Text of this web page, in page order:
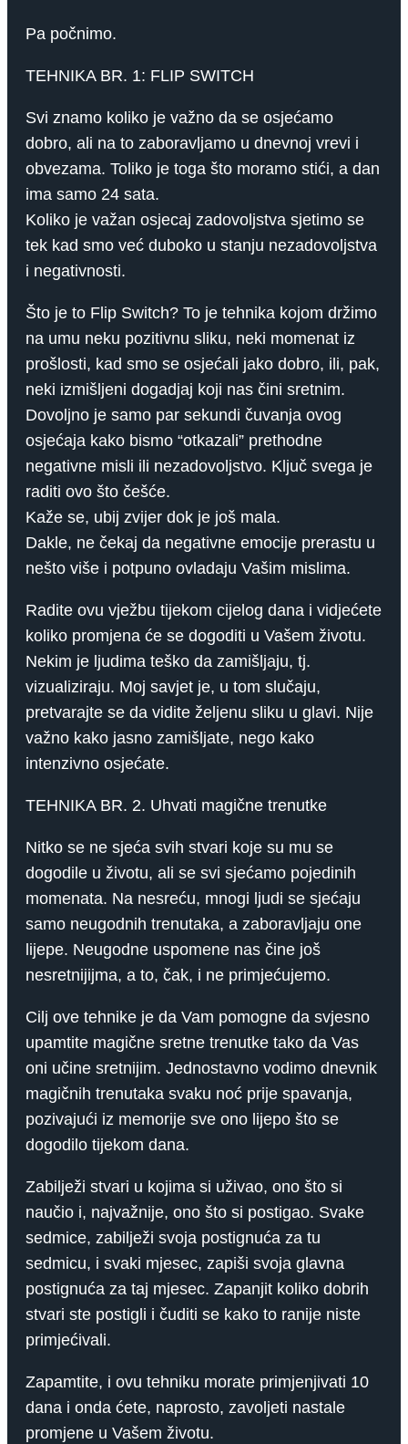
Pa počnimo.
TEHNIKA BR. 1: FLIP SWITCH
Svi znamo koliko je važno da se osjećamo
dobro, ali na to zaboravljamo u dnevnoj vrevi i
obvezama. Toliko je toga što moramo stići, a dan
ima samo 24 sata.
Koliko je važan osjecaj zadovoljstva sjetimo se
tek kad smo već duboko u stanju nezadovoljstva
i negativnosti.
Što je to Flip Switch? To je tehnika kojom držimo
na umu neku pozitivnu sliku, neki momenat iz
prošlosti, kad smo se osjećali jako dobro, ili, pak,
neki izmišljeni dogadjaj koji nas čini sretnim.
Dovoljno je samo par sekundi čuvanja ovog
osjećaja kako bismo “otkazali” prethodne
negativne misli ili nezadovoljstvo. Ključ svega je
raditi ovo što češće.
Kaže se, ubij zvijer dok je još mala.
Dakle, ne čekaj da negativne emocije prerastu u
nešto više i potpuno ovladaju Vašim mislima.
Radite ovu vježbu tijekom cijelog dana i vidjećete
koliko promjena će se dogoditi u Vašem životu.
Nekim je ljudima teško da zamišljaju, tj.
vizualiziraju. Moj savjet je, u tom slučaju,
pretvarajte se da vidite željenu sliku u glavi. Nije
važno kako jasno zamišljate, nego kako
intenzivno osjećate.
TEHNIKA BR. 2. Uhvati magične trenutke
Nitko se ne sjeća svih stvari koje su mu se
dogodile u životu, ali se svi sjećamo pojedinih
momenata. Na nesreću, mnogi ljudi se sjećaju
samo neugodnih trenutaka, a zaboravljaju one
lijepe. Neugodne uspomene nas čine još
nesretnijijma, a to, čak, i ne primjećujemo.
Cilj ove tehnike je da Vam pomogne da svjesno
upamtite magične sretne trenutke tako da Vas
oni učine sretnijim. Jednostavno vodimo dnevnik
magičnih trenutaka svaku noć prije spavanja,
pozivajući iz memorije sve ono lijepo što se
dogodilo tijekom dana.
Zabilježi stvari u kojima si uživao, ono što si
naučio i, najvažnije, ono što si postigao. Svake
sedmice, zabilježi svoja postignuća za tu
sedmicu, i svaki mjesec, zapiši svoja glavna
postignuća za taj mjesec. Zapanjit koliko dobrih
stvari ste postigli i čuditi se kako to ranije niste
primjećivali.
Zapamtite, i ovu tehniku ​​morate primjenjivati ​​10
dana i onda ćete, naprosto, zavoljeti nastale
promjene u Vašem životu.